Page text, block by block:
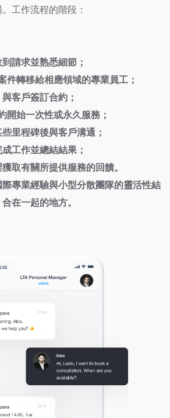
。工作流程的階段：
到請求並熟悉細節；
件轉移給相應領域的專業員工；
與客戶簽訂合約；
開始一次性或永久服務；
里程碑後與客戶溝通；
成工作並總結結果；
取有關所提供服務的回饋。
際專業經驗與小型分散團隊的靈活性結
合在一起的地方。